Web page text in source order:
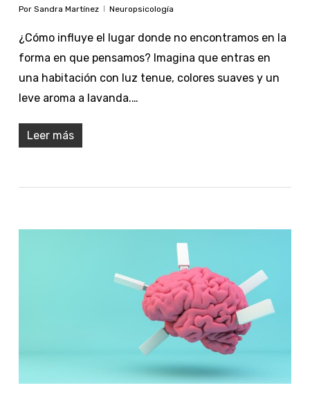
Por Sandra Martínez Neuropsicología
¿Cómo influye el lugar donde no encontramos en la
forma en que pensamos? Imagina que entras en
una habitación con luz tenue, colores suaves y un
leve aroma a lavanda.…
Leer más